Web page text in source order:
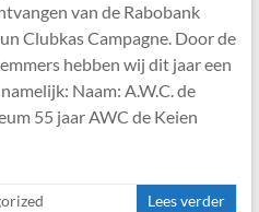
van de Rabobank
Clubkas Campagne. Door de
hebben wij dit jaar een
Naam: A.W.C. de
55 jaar AWC de Keien
Lees verder